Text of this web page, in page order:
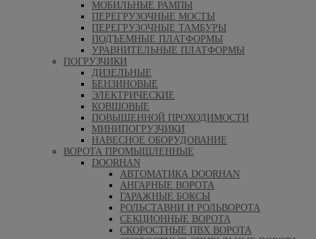
МОБИЛЬНЫЕ РАМПЫ
ПЕРЕГРУЗОЧНЫЕ МОСТЫ
ПЕРЕГРУЗОЧНЫЕ ТАМБУРЫ
ПОДЪЕМНЫЕ ПЛАТФОРМЫ
УРАВНИТЕЛЬНЫЕ ПЛАТФОРМЫ
ПОГРУЗЧИКИ
ДИЗЕЛЬНЫЕ
БЕНЗИНОВЫЕ
ЭЛЕКТРИЧЕСКИЕ
КОВШОВЫЕ
ПОВЫШЕННОЙ ПРОХОДИМОСТИ
МИНИПОГРУЗЧИКИ
НАВЕСНОЕ ОБОРУДОВАНИЕ
ВОРОТА ПРОМЫШЛЕННЫЕ
DOORHAN
АВТОМАТИКА DOORHAN
АНГАРНЫЕ ВОРОТА
ГАРАЖНЫЕ БОКСЫ
РОЛЬСТАВНИ И РОЛЬВОРОТА
СЕКЦИОННЫЕ ВОРОТА
СКОРОСТНЫЕ ПВХ ВОРОТА